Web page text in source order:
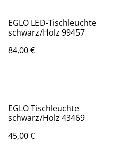
EGLO LED-Tischleuchte
schwarz/Holz 99457
84,00 €
EGLO Tischleuchte
schwarz/Holz 43469
45,00 €